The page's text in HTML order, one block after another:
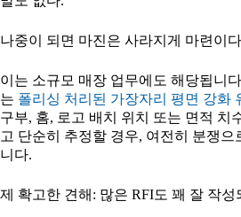
나중이 되면 마진은 사라지게 마련이
이는 소규모 매장 업무에도 해당됩니
는 폴리싱 처리된 가장자리 평면 강화
구부, 홈, 로고 배치 위치 또는 면적 치
고 단순히 추정할 경우, 여전히 분쟁으
니다.
제 확고한 견해: 많은 RFI도 꽤 잘 작성